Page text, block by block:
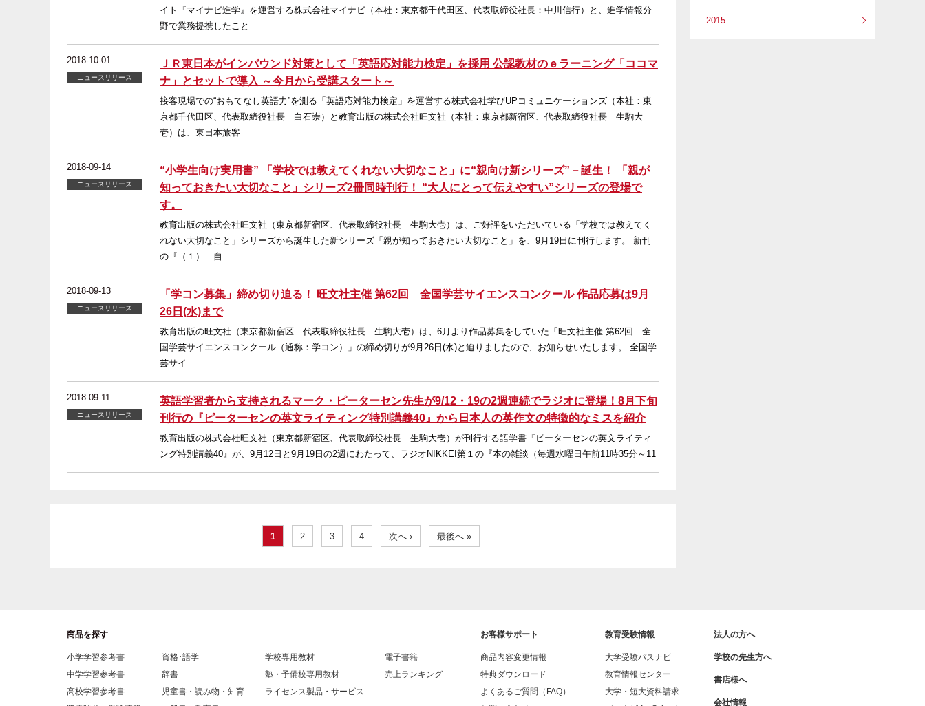
イト『マイナビ進学』を運営する株式会社マイナビ（本社：東京都千代田区、代表取締役社長：中川信行）と、進学情報分
野で業務提携したこと
2018-10-01
ニュースリリース
ＪＲ東日本がインバウンド対策として「英語応対能力検定」を採用 公認教材のｅラーニング「ココマ
ナ」とセットで導入 ～今月から受講スタート～
接客現場での“おもてなし英語力”を測る「英語応対能力検定」を運営する株式会社学びUPコミュニケーションズ（本社：東
京都千代田区、代表取締役社長 白石崇）と教育出版の株式会社旺文社（本社：東京都新宿区、代表取締役社長 生駒大
壱）は、東日本旅客
2018-09-14
ニュースリリース
“小学生向け実用書” 「学校では教えてくれない大切なこと」に“親向け新シリーズ”－誕生！ 「親が
知っておきたい大切なこと」シリーズ2冊同時刊行！ “大人にとって伝えやすい”シリーズの登場で
す。
教育出版の株式会社旺文社（東京都新宿区、代表取締役社長 生駒大壱）は、ご好評をいただいている「学校では教えてく
れない大切なこと」シリーズから誕生した新シリーズ「親が知っておきたい大切なこと」を、9月19日に刊行します。 新刊
の『（１） 自
2018-09-13
ニュースリリース
「学コン募集」締め切り迫る！ 旺文社主催 第62回 全国学芸サイエンスコンクール 作品応募は9月
26日(水)まで
教育出版の旺文社（東京都新宿区 代表取締役社長 生駒大壱）は、6月より作品募集をしていた「旺文社主催 第62回 全
国学芸サイエンスコンクール（通称：学コン）」の締め切りが9月26日(水)と迫りましたので、お知らせいたします。 全国学
芸サイ
2018-09-11
ニュースリリース
英語学習者から支持されるマーク・ピーターセン先生が9/12・19の2週連続でラジオに登場！8月下旬
刊行の『ピーターセンの英文ライティング特別講義40』から日本人の英作文の特徴的なミスを紹介
教育出版の株式会社旺文社（東京都新宿区、代表取締役社長 生駒大壱）が刊行する語学書『ピーターセンの英文ライティ
ング特別講義40』が、9月12日と9月19日の2週にわたって、ラジオNIKKEI第１の『本の雑談（毎週水曜日午前11時35分～11
1 2 3 4 次へ › 最後へ »
2015
商品を探す
小学学習参考書
中学学習参考書
高校学習参考書
資格･語学
辞書
児童書・読み物・知育
学校専用教材
塾・予備校専用教材
ライセンス製品・サービス
電子書籍
売上ランキング
お客様サポート
商品内容変更情報
特典ダウンロード
よくあるご質問（FAQ）
教育受験情報
大学受験パスナビ
教育情報センター
大学・短大資料請求
法人の方へ
学校の先生方へ
書店様へ
会社情報